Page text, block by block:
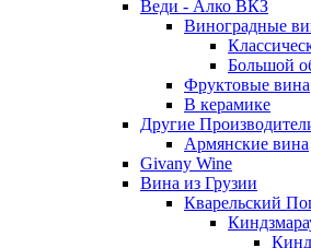
Веди - Алко ВКЗ
Виноградные
Большой
Фруктовые вина
В керамике
Другие
Армянские вина
Givany Wine
Вина из Грузии
Кварельский